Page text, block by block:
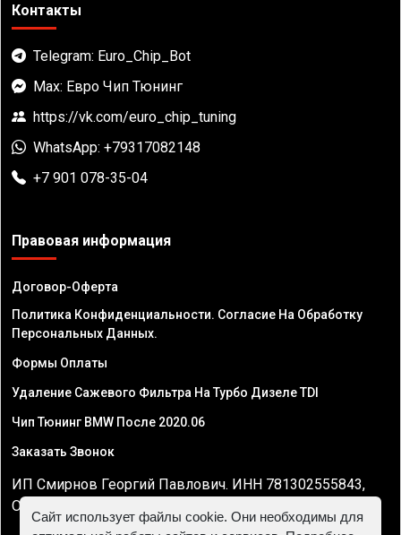
Контакты
Telegram: Euro_Chip_Bot
Max: Евро Чип Тюнинг
https://vk.com/euro_chip_tuning
WhatsApp: +79317082148
+7 901 078-35-04
Правовая информация
Договор-Оферта
Политика Конфиденциальности. Согласие На Обработку
Персональных Данных.
Формы Оплаты
Удаление Сажевого Фильтра На Турбо Дизеле TDI
Чип Тюнинг BMW После 2020.06
Заказать Звонок
ИП Смирнов Георгий Павлович. ИНН 781302555843,
ОГРНИП 324470400032610
Сайт использует файлы cookie. Они необходимы для